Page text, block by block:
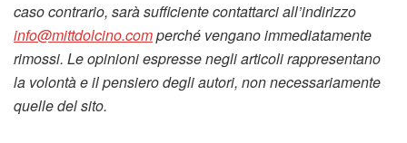
caso contrario, sarà sufficiente contattarci all’indirizzo
info@mittdolcino.comperché vengano immediatamente
rimossi. Le opinioni espresse negli articoli rappresentano
la volontà e il pensiero degli autori, non necessariamente
quelle del sito.